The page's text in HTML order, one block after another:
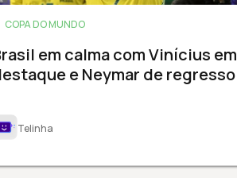
COPA DO MUNDO
em calma com Vinícius em
e Neymar de regresso
Telinha